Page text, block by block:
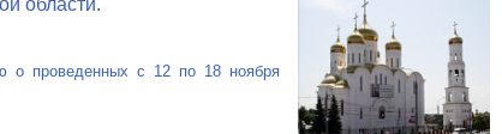
области.
о проведенных с 12 по 18 ноября